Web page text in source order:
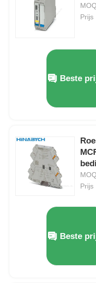
Prijs
Beste
Prijs
Beste